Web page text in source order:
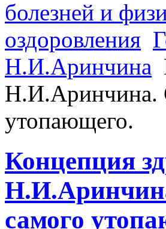
болезней и
оздоровления
Н.И.Аринчина
Н.И.Аринчина.
утопающего.
Концепция
самого